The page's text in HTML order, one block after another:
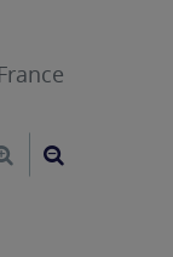
mail le
Agrandir le